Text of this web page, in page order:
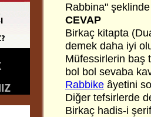
Rabbina"
CEVAP
Birkaç kitapta
demek daha iyi
Müfessirlerin baş
bol bol sevaba
Rabbike âyetini
Diğer tefsirlerde
Birkaç hadis-i